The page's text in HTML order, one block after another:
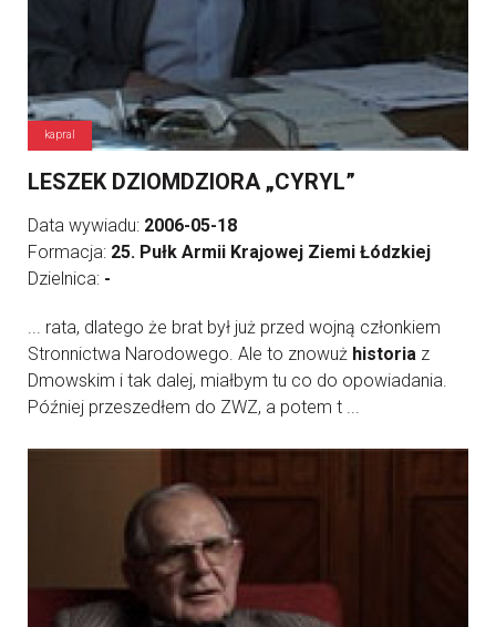
kapral
LESZEK DZIOMDZIORA „CYRYL”
Data wywiadu: 2006-05-18
Formacja: 25. Pułk Armii Krajowej Ziemi Łódzkiej
Dzielnica: -
... rata, dlatego że brat był już przed wojną członkiem
Stronnictwa Narodowego. Ale to znowuż historia z
Dmowskim i tak dalej, miałbym tu co do opowiadania.
Później przeszedłem do ZWZ, a potem t ...